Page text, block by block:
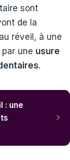
sont
de la
réveil, à une
une usure
.
: une